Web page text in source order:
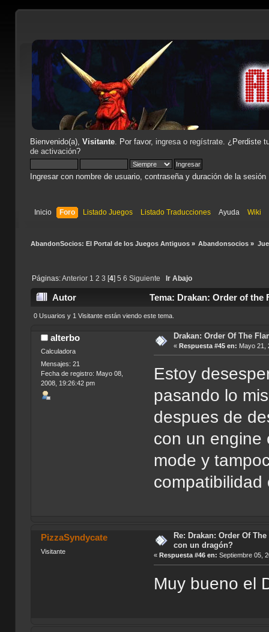
Bienvenido(a), Visitante. Por favor, ingresao regístrate. ¿Perdiste
de activación?
Ingresar con nombre de usuario, contraseña y duración de la sesión
Inicio Foro Listado Juegos Listado Traducciones Ayuda Wiki
AbandonSocios: El Portal de los Juegos Antiguos» Abandonsocios »
Páginas:Anterior 1 2 3 [4] 5 6 Siguiente Ir Abajo
Autor Tema: Drakan: Order of the
0 Usuarios y 1 Visitante están viendo este tema.
alterbo
Calculadora
Mensajes: 21
Fecha de registro: Mayo 08,
2008, 19:26:42 pm
Drakan: Order Of The
« Respuesta #45 en: Mayo 21,
Estoy
pasando lo
despues de
con un engine
mode y
PizzaSyndycate
Visitante
Re: Drakan: Order Of
con un dragón?
« Respuesta #46 en: Septiembre 05,
Muy bueno el